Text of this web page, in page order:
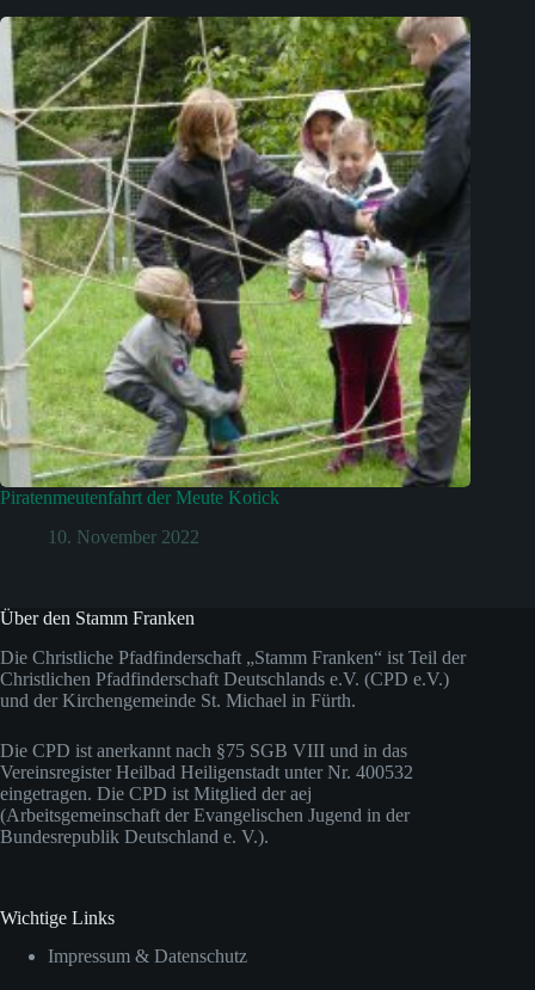
Piratenmeutenfahrt der Meute Kotick
10. November 2022
Über den Stamm Franken
Die Christliche Pfadfinderschaft „Stamm Franken“ ist Teil der
Christlichen Pfadfinderschaft Deutschlands e.V. (CPD e.V.)
und der Kirchengemeinde St. Michael in Fürth.
Die CPD ist anerkannt nach §75 SGB VIII und in das
Vereinsregister Heilbad Heiligenstadt unter Nr. 400532
eingetragen. Die CPD ist Mitglied der aej
(Arbeitsgemeinschaft der Evangelischen Jugend in der
Bundesrepublik Deutschland e. V.).
Wichtige Links
Impressum & Datenschutz